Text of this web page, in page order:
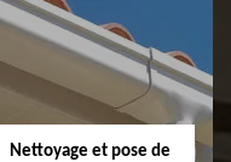
Etanchéité de
faitage et faitière
31
Nettoyage et pose de